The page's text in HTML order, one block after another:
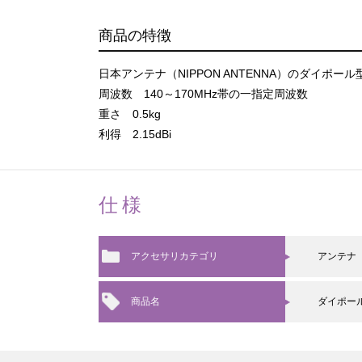
商品の特徴
日本アンテナ（NIPPON ANTENNA）のダイポール
周波数 140～170MHz帯の一指定周波数
重さ 0.5kg
利得 2.15dBi
仕様
アクセサリカテゴリ アンテナ
商品名 ダイポー